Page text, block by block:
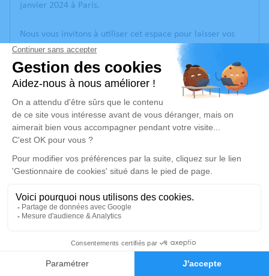
Faire-part Hommages
janvier 2024 à Paris.
Nous vous invitons à utiliser cet espace pour laisser vos
condoléances, partager des photos souvenirs, une
anecdote ou exprimer vos pensées à travers des poèmes
ou des textes. Cet endroit est un lieu d'expression dédié à
Un service de plantation d’arbre hommage est disponible
ici.
Je rends hommage
Cérémonie religieuse
vendredi 12 janvier 2024 à 10h00
Moulineaux
28 Avenue Bourgain